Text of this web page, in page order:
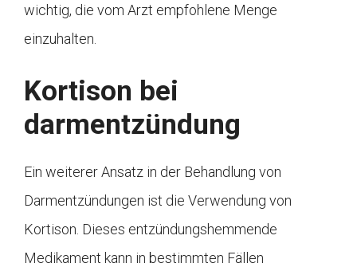
wichtig, die vom Arzt empfohlene Menge
einzuhalten.
Kortison bei
darmentzündung
Ein weiterer Ansatz in der Behandlung von
Darmentzündungen ist die Verwendung von
Kortison. Dieses entzündungshemmende
Medikament kann in bestimmten Fällen